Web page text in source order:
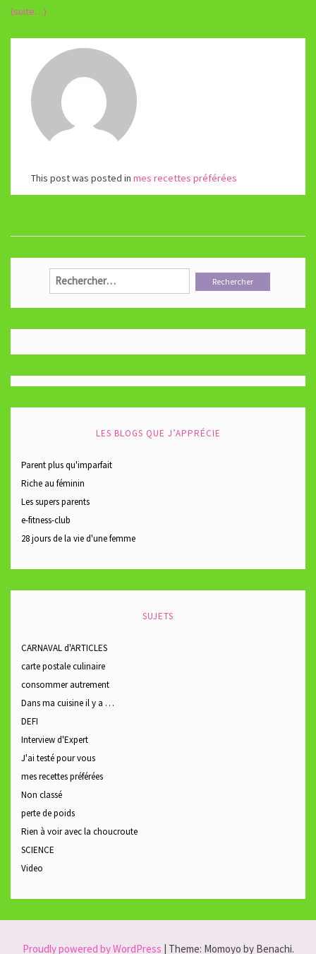
(suite…)
This post was posted in mes recettes préférées
Rechercher :
LES BLOGS QUE J’APPRÉCIE
Parent plus qu'imparfait
Riche au féminin
Les supers parents
e-fitness-club
28 jours de la vie d'une femme
SUJETS
CARNAVAL d'ARTICLES
carte postale culinaire
consommer autrement
Dans ma cuisine il y a …
DEFI
Interview d'Expert
J'ai testé pour vous
mes recettes préférées
Non classé
perte de poids
Rien à voir avec la choucroute
SCIENCE
Video
Proudly powered by WordPress | Theme: Momoyo by Benachi.